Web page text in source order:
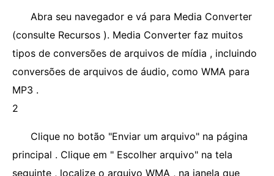
Abra seu navegador e vá para Media Converter
(consulte Recursos ). Media Converter faz muitos
tipos de conversões de arquivos de mídia , incluindo
conversões de arquivos de áudio, como WMA para
MP3 .
2
Clique no botão "Enviar um arquivo" na página
principal . Clique em " Escolher arquivo" na tela
seguinte , localize o arquivo WMA , na janela que